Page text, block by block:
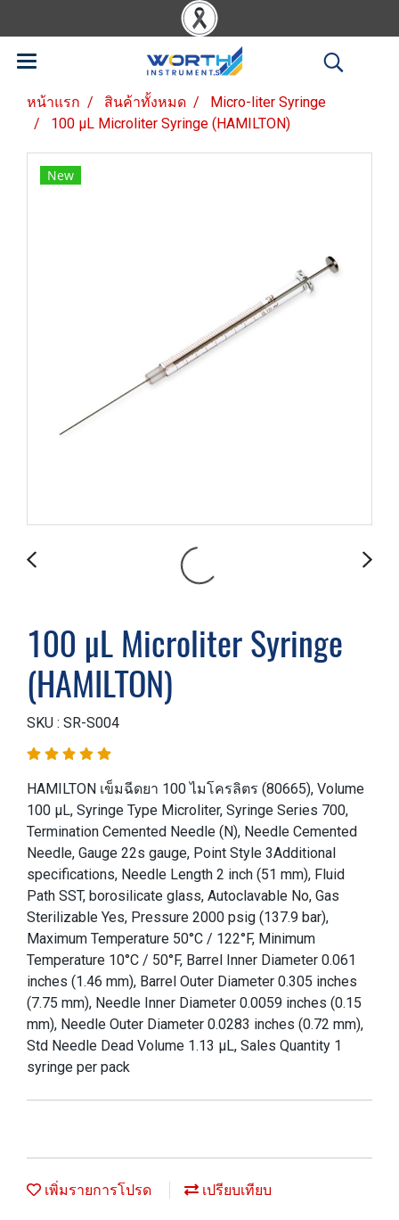
หน้าแรก สินค้าทั้งหมด
Micro-liter Syringe
100 µL Microliter Syringe (HAMILTON)
New
100 µL Microliter Syringe
(HAMILTON)
SKU : SR-S004
HAMILTON เข็มฉีดยา 100 ไมโครลิตร (80665), Volume
100 µL, Syringe Type Microliter, Syringe Series 700,
Termination Cemented Needle (N), Needle Cemented
Needle, Gauge 22s gauge, Point Style 3Additional
specifications, Needle Length 2 inch (51 mm), Fluid
Path SST, borosilicate glass, Autoclavable No, Gas
Sterilizable Yes, Pressure 2000 psig (137.9 bar),
Maximum Temperature 50°C / 122°F, Minimum
Temperature 10°C / 50°F, Barrel Inner Diameter 0.061
inches (1.46 mm), Barrel Outer Diameter 0.305 inches
(7.75 mm), Needle Inner Diameter 0.0059 inches (0.15
mm), Needle Outer Diameter 0.0283 inches (0.72 mm),
Std Needle Dead Volume 1.13 µL, Sales Quantity 1
syringe per pack
เพิ่มรายการโปรด เปรียบเทียบ